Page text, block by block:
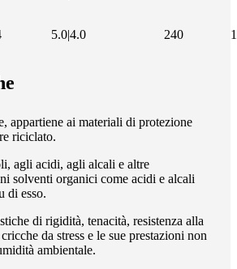
5.0|4.0 240
appartiene ai materiali di protezione
riciclato.
agli acidi, agli alcali e altre
solventi organici come acidi e alcali
di esso.
di rigidità, tenacità, resistenza alla
da stress e le sue prestazioni non
ambientale.